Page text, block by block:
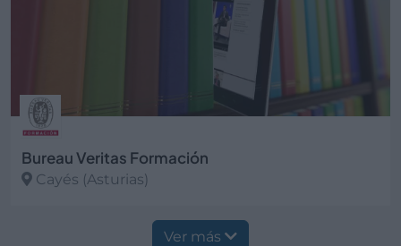
Bureau Veritas Formación
Cayés (Asturias)
Ver más